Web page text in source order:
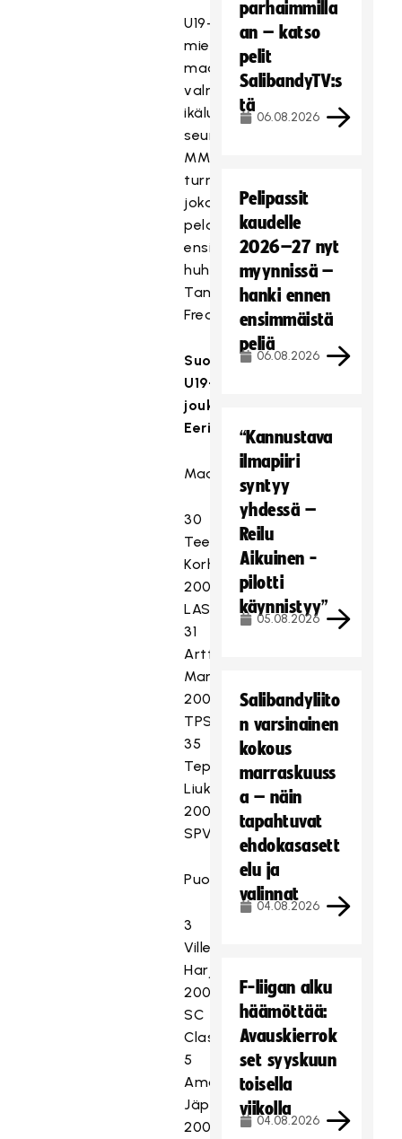
U19-
miesten
maajoukkue
valmistautuu
ikäluokan
seuraavaan
MM-
turnaukseen,
joka
pelataan
ensi
huhtikuussa
Tanskan
Frederikshavnissa.
Suomen
U19-
joukkue
Eerikkilässä:
Maalivahdit
30
Teemu
Korhonen
2004
LASB
31
Arttu
Mankinen
2005
TPS
35
Teppo
Liukkonen
2004
SPV
Puolustajat
3
Ville
Harjunalanen
2005
SC
Classic
5
Amos
Jäppinen
2004
parhaimmilla
an – katso
pelit
SalibandyTV:s
tä
06.08.2026
Pelipassit
kaudelle
2026–27 nyt
myynnissä –
hanki ennen
ensimmäistä
peliä
06.08.2026
“Kannustava
ilmapiiri
syntyy
yhdessä –
Reilu
Aikuinen -
pilotti
käynnistyy”
05.08.2026
Salibandyliito
n varsinainen
kokous
marraskuuss
a – näin
tapahtuvat
ehdokasasett
elu ja
valinnat
04.08.2026
F-liigan alku
häämöttää:
Avauskierrok
set syyskuun
toisella
viikolla
04.08.2026